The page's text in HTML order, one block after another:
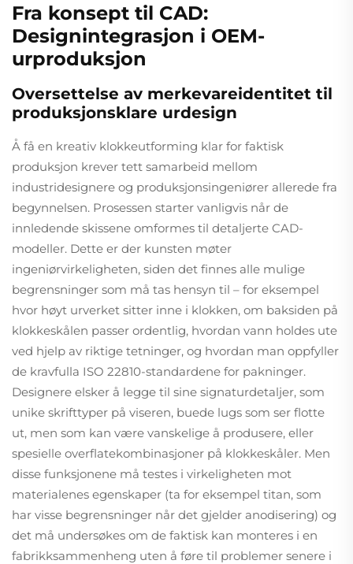
Fra konsept til CAD:
Designintegrasjon i OEM-
urproduksjon
Oversettelse av merkevareidentitet til
produksjonsklare urdesign
Å få en kreativ klokkeutforming klar for faktisk
produksjon krever tett samarbeid mellom
industridesignere og produksjonsingeniører allerede fra
begynnelsen. Prosessen starter vanligvis når de
innledende skissene omformes til detaljerte CAD-
modeller. Dette er der kunsten møter
ingeniørvirkeligheten, siden det finnes alle mulige
begrensninger som må tas hensyn til – for eksempel
hvor høyt urverket sitter inne i klokken, om baksiden på
klokkeskålen passer ordentlig, hvordan vann holdes ute
ved hjelp av riktige tetninger, og hvordan man oppfyller
de kravfulla ISO 22810-standardene for pakninger.
Designere elsker å legge til sine signaturdetaljer, som
unike skrifttyper på viseren, buede lugs som ser flotte
ut, men som kan være vanskelige å produsere, eller
spesielle overflatekombinasjoner på klokkeskåler. Men
disse funksjonene må testes i virkeligheten mot
materialenes egenskaper (ta for eksempel titan, som
har visse begrensninger når det gjelder anodisering) og
det må undersøkes om de faktisk kan monteres i en
fabrikksammenheng uten å føre til problemer senere i